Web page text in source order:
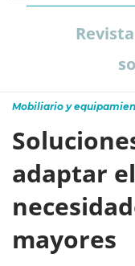
Mobiliario y
adaptar
mayores